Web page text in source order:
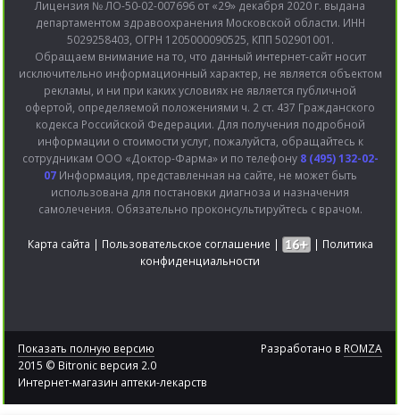
Лицензия № ЛО-50-02-007696 от «29» декабря 2020 г. выдана
департаментом здравоохранения Московской области. ИНН
5029258403, ОГРН 1205000090525, КПП 502901001.
Обращаем внимание на то, что данный интернет-сайт носит
исключительно информационный характер, не является объектом
рекламы, и ни при каких условиях не является публичной
офертой, определяемой положениями ч. 2 ст. 437 Гражданского
кодекса Российской Федерации. Для получения подробной
информации о стоимости услуг, пожалуйста, обращайтесь к
сотрудникам ООО «Доктор-Фарма» и по телефону 8 (495) 132-02-
07Информация, представленная на сайте, не может быть
использована для постановки диагноза и назначения
самолечения. Обязательно проконсультируйтесь с врачом.
Карта сайта | Пользовательское соглашение | | Политика
конфиденциальности
Показать полную версию
2015 © Bitronic версия 2.0
Интернет-магазин аптеки-лекарств
Разработано в ROMZA